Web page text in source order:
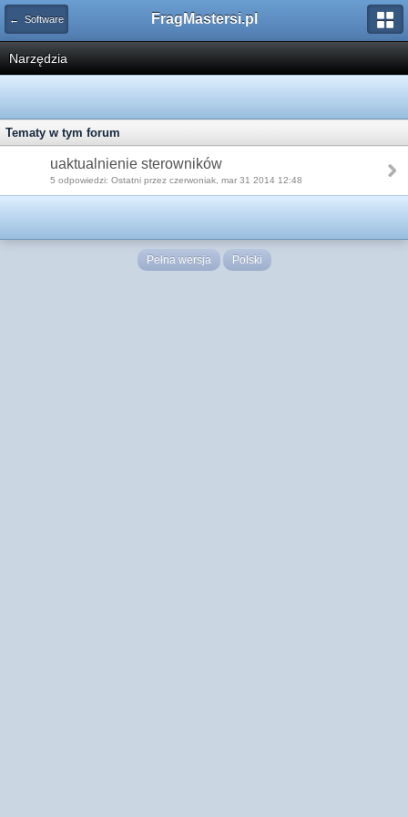
← Software FragMastersi.pl
Narzędzia
Tematy w tym forum
uaktualnienie sterowników
5 odpowiedzi: Ostatni przez czerwoniak, mar 31 2014 12:48
Pełna wersja Polski